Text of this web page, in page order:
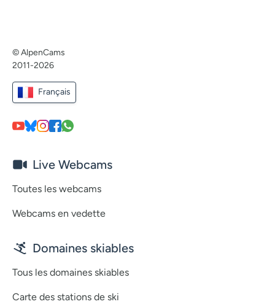
© AlpenCams
2011-2026
Français
Live Webcams
Toutes les webcams
Webcams en vedette
Domaines skiables
Tous les domaines skiables
Carte des stations de ski